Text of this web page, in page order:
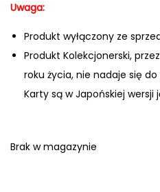
Uwaga:
Produkt wyłączony ze
Produkt Kolekcjonerski,
roku życia, nie nadaje się
Karty są w Japońskiej wersji
Brak w magazynie